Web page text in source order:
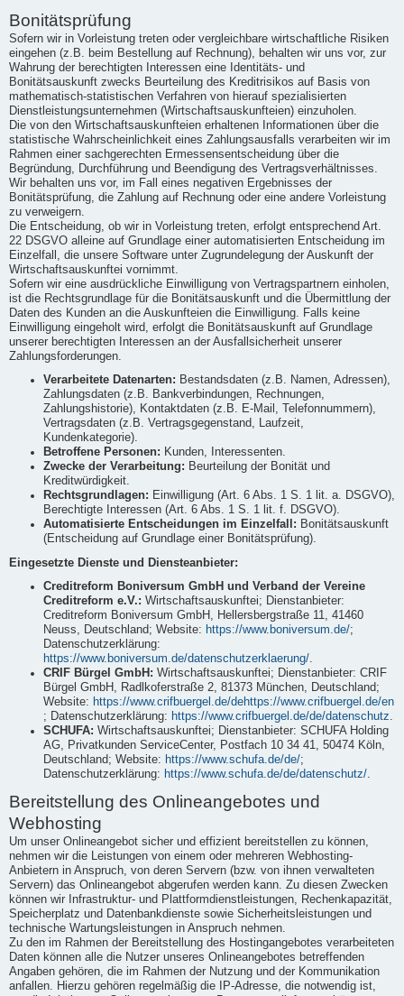
Bonitätsprüfung
Sofern wir in Vorleistung treten oder vergleichbare wirtschaftliche Risiken
eingehen (z.B. beim Bestellung auf Rechnung), behalten wir uns vor, zur
Wahrung der berechtigten Interessen eine Identitäts- und
Bonitätsauskunft zwecks Beurteilung des Kreditrisikos auf Basis von
mathematisch-statistischen Verfahren von hierauf spezialisierten
Dienstleistungsunternehmen (Wirtschaftsauskunfteien) einzuholen.
Die von den Wirtschaftsauskunfteien erhaltenen Informationen über die
statistische Wahrscheinlichkeit eines Zahlungsausfalls verarbeiten wir im
Rahmen einer sachgerechten Ermessensentscheidung über die
Begründung, Durchführung und Beendigung des Vertragsverhältnisses.
Wir behalten uns vor, im Fall eines negativen Ergebnisses der
Bonitätsprüfung, die Zahlung auf Rechnung oder eine andere Vorleistung
zu verweigern.
Die Entscheidung, ob wir in Vorleistung treten, erfolgt entsprechend Art.
22 DSGVO alleine auf Grundlage einer automatisierten Entscheidung im
Einzelfall, die unsere Software unter Zugrundelegung der Auskunft der
Wirtschaftsauskunftei vornimmt.
Sofern wir eine ausdrückliche Einwilligung von Vertragspartnern einholen,
ist die Rechtsgrundlage für die Bonitätsauskunft und die Übermittlung der
Daten des Kunden an die Auskunfteien die Einwilligung. Falls keine
Einwilligung eingeholt wird, erfolgt die Bonitätsauskunft auf Grundlage
unserer berechtigten Interessen an der Ausfallsicherheit unserer
Zahlungsforderungen.
Verarbeitete Datenarten: Bestandsdaten (z.B. Namen, Adressen),
Zahlungsdaten (z.B. Bankverbindungen, Rechnungen,
Zahlungshistorie), Kontaktdaten (z.B. E-Mail, Telefonnummern),
Vertragsdaten (z.B. Vertragsgegenstand, Laufzeit,
Kundenkategorie).
Betroffene Personen: Kunden, Interessenten.
Zwecke der Verarbeitung: Beurteilung der Bonität und
Kreditwürdigkeit.
Rechtsgrundlagen: Einwilligung (Art. 6 Abs. 1 S. 1 lit. a. DSGVO),
Berechtigte Interessen (Art. 6 Abs. 1 S. 1 lit. f. DSGVO).
Automatisierte Entscheidungen im Einzelfall: Bonitätsauskunft
(Entscheidung auf Grundlage einer Bonitätsprüfung).
Eingesetzte Dienste und Diensteanbieter:
Creditreform Boniversum GmbH und Verband der Vereine
Creditreform e.V.: Wirtschaftsauskunftei; Dienstanbieter:
Creditreform Boniversum GmbH, Hellersbergstraße 11, 41460
Neuss, Deutschland; Website: https://www.boniversum.de/;
Datenschutzerklärung:
https://www.boniversum.de/datenschutzerklaerung/.
CRIF Bürgel GmbH: Wirtschaftsauskunftei; Dienstanbieter: CRIF
Bürgel GmbH, Radlkoferstraße 2, 81373 München, Deutschland;
Website: https://www.crifbuergel.de/dehttps://www.crifbuergel.de/en
; Datenschutzerklärung: https://www.crifbuergel.de/de/datenschutz
SCHUFA: Wirtschaftsauskunftei; Dienstanbieter: SCHUFA Holding
AG, Privatkunden ServiceCenter, Postfach 10 34 41, 50474 Köln,
Deutschland; Website: https://www.schufa.de/de/;
Datenschutzerklärung: https://www.schufa.de/de/datenschutz/.
Bereitstellung des Onlineangebotes und
Webhosting
Um unser Onlineangebot sicher und effizient bereitstellen zu können,
nehmen wir die Leistungen von einem oder mehreren Webhosting-
Anbietern in Anspruch, von deren Servern (bzw. von ihnen verwalteten
Servern) das Onlineangebot abgerufen werden kann. Zu diesen Zwecken
können wir Infrastruktur- und Plattformdienstleistungen, Rechenkapazität,
Speicherplatz und Datenbankdienste sowie Sicherheitsleistungen und
technische Wartungsleistungen in Anspruch nehmen.
Zu den im Rahmen der Bereitstellung des Hostingangebotes verarbeiteten
Daten können alle die Nutzer unseres Onlineangebotes betreffenden
Angaben gehören, die im Rahmen der Nutzung und der Kommunikation
anfallen. Hierzu gehören regelmäßig die IP-Adresse, die notwendig ist,